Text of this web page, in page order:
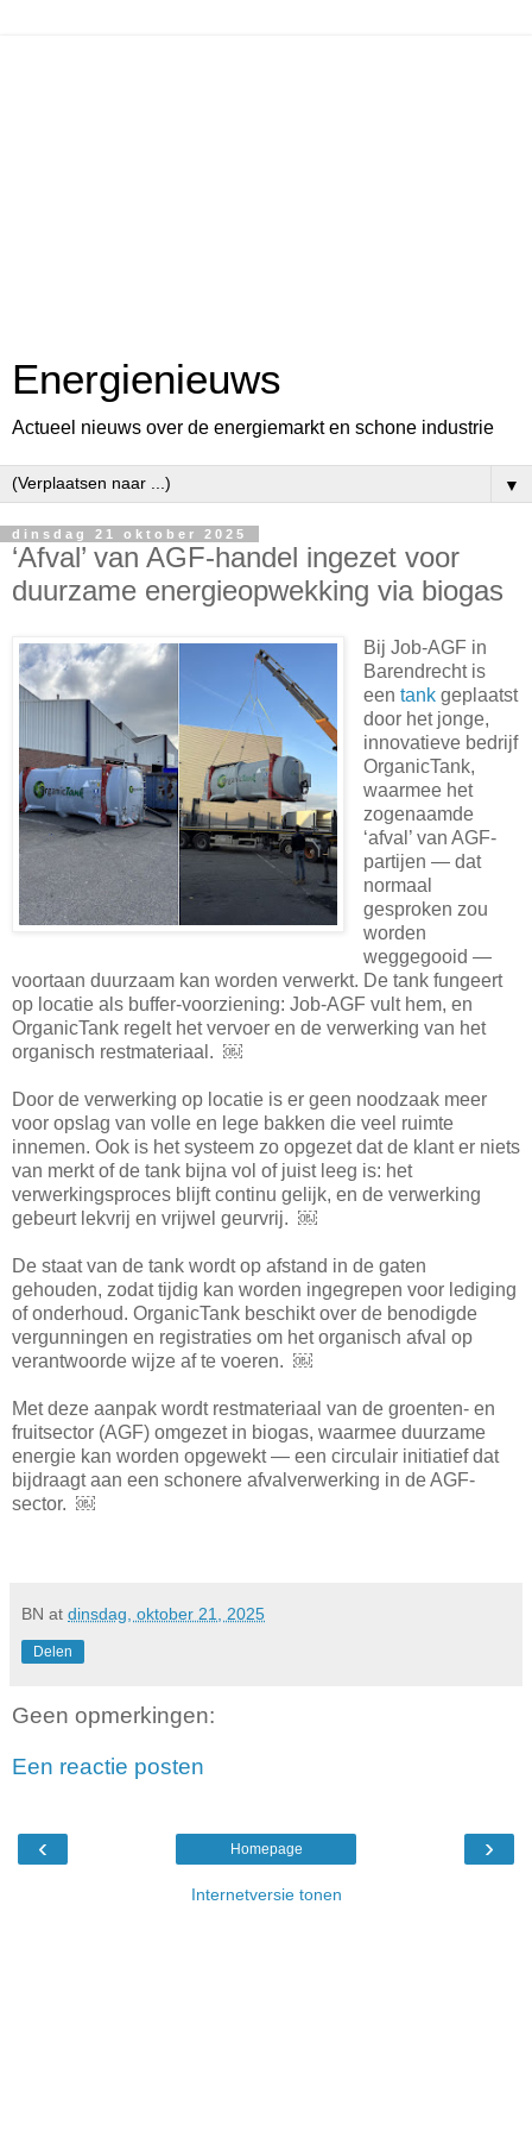
Energienieuws
Actueel nieuws over de energiemarkt en schone industrie
▼
dinsdag 21 oktober 2025
‘Afval’ van AGF-handel ingezet voor
duurzame energieopwekking via biogas
Bij Job-AGF in
Barendrecht is
een tank geplaatst
door het jonge,
innovatieve bedrijf
OrganicTank,
waarmee het
zogenaamde
‘afval’ van AGF-
partijen — dat
normaal
gesproken zou
worden
weggegooid —
voortaan duurzaam kan worden verwerkt. De tank fungeert
op locatie als buffer-voorziening: Job-AGF vult hem, en
OrganicTank regelt het vervoer en de verwerking van het
organisch restmateriaal. ￼
Door de verwerking op locatie is er geen noodzaak meer
voor opslag van volle en lege bakken die veel ruimte
innemen. Ook is het systeem zo opgezet dat de klant er niets
van merkt of de tank bijna vol of juist leeg is: het
verwerkingsproces blijft continu gelijk, en de verwerking
gebeurt lekvrij en vrijwel geurvrij. ￼
De staat van de tank wordt op afstand in de gaten
gehouden, zodat tijdig kan worden ingegrepen voor lediging
of onderhoud. OrganicTank beschikt over de benodigde
vergunningen en registraties om het organisch afval op
verantwoorde wijze af te voeren. ￼
Met deze aanpak wordt restmateriaal van de groenten- en
fruitsector (AGF) omgezet in biogas, waarmee duurzame
energie kan worden opgewekt — een circulair initiatief dat
bijdraagt aan een schonere afvalverwerking in de AGF-
sector. ￼
BN at dinsdag, oktober 21, 2025
Delen
Geen opmerkingen:
Een reactie posten
‹ ›
Homepage
Internetversie tonen